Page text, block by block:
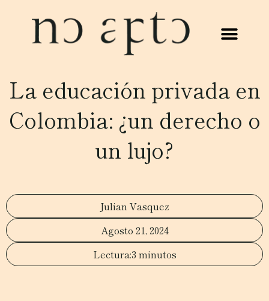
La educación privada en
Colombia: ¿un derecho o
un lujo?
Julian Vasquez
Agosto 21, 2024
3 minutos